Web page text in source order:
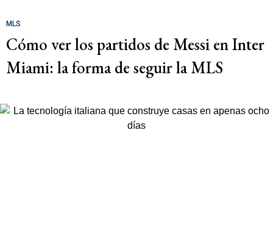
MLS
Cómo ver los partidos de Messi en Inter
Miami: la forma de seguir la MLS